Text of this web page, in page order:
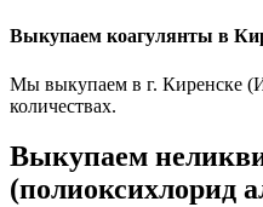
Выкупаем коагулянты в
Мы выкупаем в г. Киренске
количествах.
Выкупаем
(полиоксихлорид